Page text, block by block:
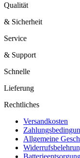
Qualität
& Sicherheit
Service
& Support
Schnelle
Lieferung
Rechtliches
Versandkosten
Allgemeine